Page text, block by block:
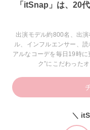
「itSnap」は、20
出演モデル約800名、出
ル、インフルエンサー、
アルなコーデを毎日19時に
ク”にこだわった
＼